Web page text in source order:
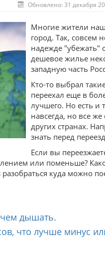
Обновлено: 31 декабря
Многие жители
город. Так, совсем
надежде "убежать"
дешевое жилье
западную часть
Кто-то выбрал
переехал еще в
лучшего. Но есть и
навсегда, но все
других странах.
знать перед
Если вы
или поменьше?
куда можно
чем дышать.
что лучше минус